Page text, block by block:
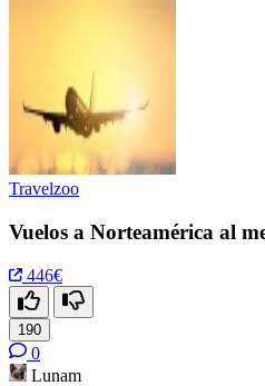
Travelzoo
Vuelos a Norteamérica al
446€
190
0
Lunam